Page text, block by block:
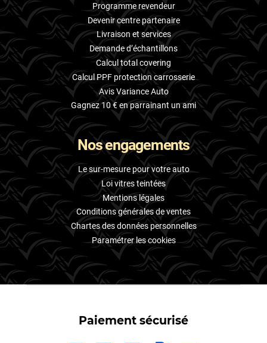
Ssangyong
Subaru
Suzuki
Tata
Tesla
Toyota
Volkswagen
Volvo
Xpeng
Programme revendeur
Devenir centre partenaire
Livraison et services
Demande d’échantillons
Calcul total covering
Calcul PPF protection carrosserie
Avis Variance Auto
Gagnez 10 € en parrainant un ami
Nos engagements
Le sur-mesure pour votre auto
Loi vitres teintées
Mentions légales
Conditions générales de ventes
Chartes des données personnelles
Paramétrer les cookies
Paiement sécurisé